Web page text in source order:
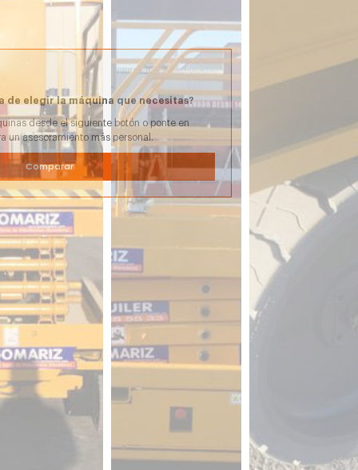
de elegir la máquina que necesitas?
desde el siguiente botón o ponte en
un asesoramiento más personal.
Comparar